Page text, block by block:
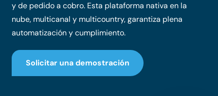
y de pedido a cobro. Esta plataforma nativa en la
nube, multicanal y multicountry, garantiza plena
automatización y cumplimiento.
Solicitar una demostración